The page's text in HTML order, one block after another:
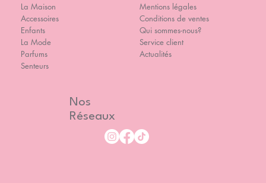
La Maison
Accessoires
Enfants
La Mode
Parfums
Senteurs
Mentions légales
Conditions de ventes
Qui sommes-nous?
Service client
Actualités
Nos
Réseaux